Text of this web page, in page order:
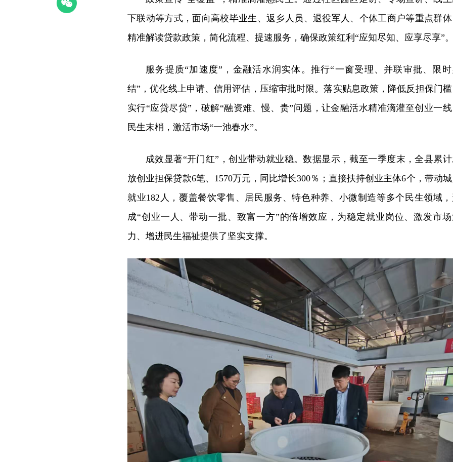
下联动等方式，面向高校毕业生、返乡人员、退役军人、个体工商户等重点群
精准解读贷款政策，简化流程、提速服务，确保政策红利“应知尽知、应享尽享”
服务提质“加速度”，金融活水润实体。推行“一窗受理、并联审批、限
结”，优化线上申请、信用评估，压缩审批时限。落实贴息政策，降低反担保门
实行“应贷尽贷”，破解“融资难、慢、贵”问题，让金融活水精准滴灌至创业一
民生末梢，激活市场“一池春水”。
成效显著“开门红”，创业带动就业稳。数据显示，截至一季度末，全县累
放创业担保贷款6笔、1570万元，同比增长300％；直接扶持创业主体6个，带动
就业182人，覆盖餐饮零售、居民服务、特色种养、小微制造等多个民生领域
成“创业一人、带动一批、致富一方”的倍增效应，为稳定就业岗位、激发市
力、增进民生福祉提供了坚实支撑。